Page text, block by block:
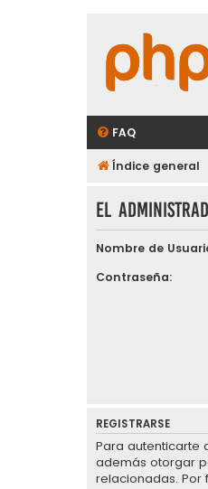
FAQ
Índice general
El
Nombre de
Contraseña:
REGISTRARSE
Para autenticarte
además otorgar
relacionadas. Por